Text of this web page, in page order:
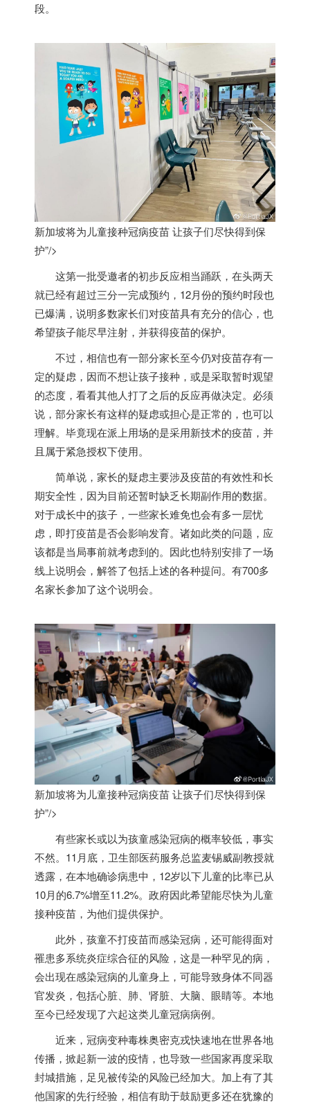
段。
新加坡将为儿童接种冠病疫苗 让孩子们尽快得到保
护”/>
这第一批受邀者的初步反应相当踊跃，在头两天
就已经有超过三分一完成预约，12月份的预约时段也
已爆满，说明多数家长们对疫苗具有充分的信心，也
希望孩子能尽早注射，并获得疫苗的保护。
不过，相信也有一部分家长至今仍对疫苗存有一
定的疑虑，因而不想让孩子接种，或是采取暂时观望
的态度，看看其他人打了之后的反应再做决定。必须
说，部分家长有这样的疑虑或担心是正常的，也可以
理解。毕竟现在派上用场的是采用新技术的疫苗，并
且属于紧急授权下使用。
简单说，家长的疑虑主要涉及疫苗的有效性和长
期安全性，因为目前还暂时缺乏长期副作用的数据。
对于成长中的孩子，一些家长难免也会有多一层忧
虑，即打疫苗是否会影响发育。诸如此类的问题，应
该都是当局事前就考虑到的。因此也特别安排了一场
线上说明会，解答了包括上述的各种提问。有700多
名家长参加了这个说明会。
新加坡将为儿童接种冠病疫苗 让孩子们尽快得到保
护”/>
有些家长或以为孩童感染冠病的概率较低，事实
不然。11月底，卫生部医药服务总监麦锡威副教授就
透露，在本地确诊病患中，12岁以下儿童的比率已从
10月的6.7%增至11.2%。政府因此希望能尽快为儿童
接种疫苗，为他们提供保护。
此外，孩童不打疫苗而感染冠病，还可能得面对
罹患多系统炎症综合征的风险，这是一种罕见的病，
会出现在感染冠病的儿童身上，可能导致身体不同器
官发炎，包括心脏、肺、肾脏、大脑、眼睛等。本地
至今已经发现了六起这类儿童冠病病例。
近来，冠病变种毒株奥密克戎快速地在世界各地
传播，掀起新一波的疫情，也导致一些国家再度采取
封城措施，足见被传染的风险已经加大。加上有了其
他国家的先行经验，相信有助于鼓励更多还在犹豫的